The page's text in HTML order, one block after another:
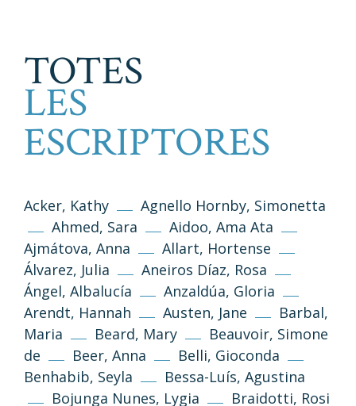
TOTES
LES
ESCRIPTORES
Acker, Kathy
Agnello Hornby, Simonetta
Ahmed, Sara
Aidoo, Ama Ata
Ajmátova, Anna
Allart, Hortense
Álvarez, Julia
Aneiros Díaz, Rosa
Ángel, Albalucía
Anzaldúa, Gloria
Arendt, Hannah
Austen, Jane
Barbal,
Maria
Beard, Mary
Beauvoir, Simone
de
Beer, Anna
Belli, Gioconda
Benhabib, Seyla
Bessa-Luís, Agustina
Bojunga Nunes, Lygia
Braidotti, Rosi